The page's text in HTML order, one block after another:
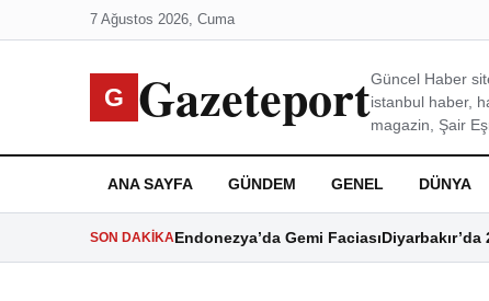
7 Ağustos 2026, Cuma
G GazeteportGüncel Haber
istanbul haber,
magazin, Şair
ANA SAYFA GÜNDEM GENEL DÜNYA
SON DAKIKAEndonezya’da Gemi Faciası